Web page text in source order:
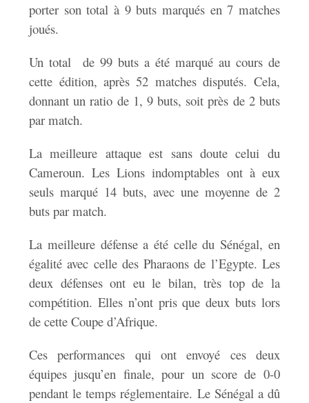
porter son total à 9 buts marqués en 7 matches
joués.
Un total de 99 buts a été marqué au cours de
cette édition, après 52 matches disputés. Cela,
donnant un ratio de 1, 9 buts, soit près de 2 buts
par match.
La meilleure attaque est sans doute celui du
Cameroun. Les Lions indomptables ont à eux
seuls marqué 14 buts, avec une moyenne de 2
buts par match.
La meilleure défense a été celle du Sénégal, en
égalité avec celle des Pharaons de l’Egypte. Les
deux défenses ont eu le bilan, très top de la
compétition. Elles n’ont pris que deux buts lors
de cette Coupe d’Afrique.
Ces performances qui ont envoyé ces deux
équipes jusqu’en finale, pour un score de 0-0
pendant le temps réglementaire. Le Sénégal a dû